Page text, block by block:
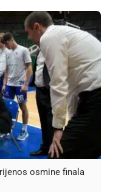
osmine finala